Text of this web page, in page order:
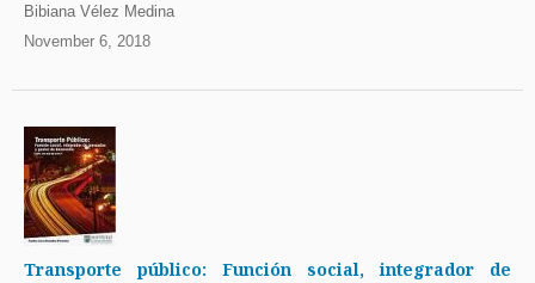
Bibiana Vélez Medina
November 6, 2018
Transporte público: Función social, integrador de